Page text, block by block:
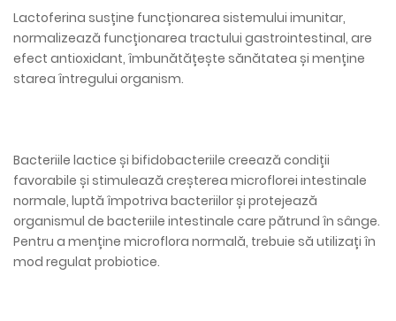
Lactoferina susține funcționarea sistemului imunitar,
normalizează funcționarea tractului gastrointestinal, are
efect antioxidant, îmbunătățește sănătatea și menține
starea întregului organism.
Bacteriile lactice și bifidobacteriile creează condiții
favorabile și stimulează creșterea microflorei intestinale
normale, luptă împotriva bacteriilor și protejează
organismul de bacteriile intestinale care pătrund în sânge.
Pentru a menține microflora normală, trebuie să utilizați în
mod regulat probiotice.